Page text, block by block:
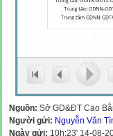
Nguồn: Sở GD&ĐT Cao
Người gửi: Nguyễn Văn
Ngày gửi: 10h:23' 14-08-